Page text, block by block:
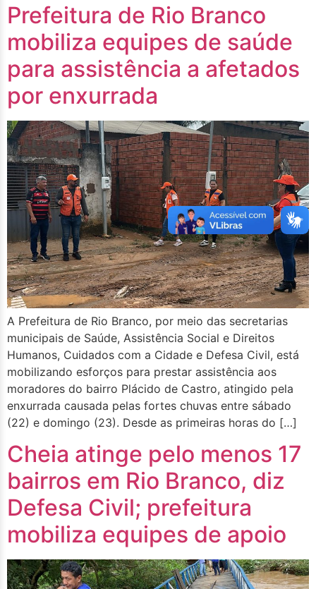
Prefeitura de Rio Branco
mobiliza equipes de saúde
para assistência a afetados
por enxurrada
A Prefeitura de Rio Branco, por meio das secretarias
municipais de Saúde, Assistência Social e Direitos
Humanos, Cuidados com a Cidade e Defesa Civil, está
mobilizando esforços para prestar assistência aos
moradores do bairro Plácido de Castro, atingido pela
enxurrada causada pelas fortes chuvas entre sábado
(22) e domingo (23). Desde as primeiras horas do […]
Cheia atinge pelo menos 17
bairros em Rio Branco, diz
Defesa Civil; prefeitura
mobiliza equipes de apoio